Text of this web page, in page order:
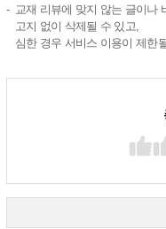
교재 리뷰에 맞지 않는 글이나
고지 없이 삭제될 수 있고,
심한 경우 서비스 이용이 제한